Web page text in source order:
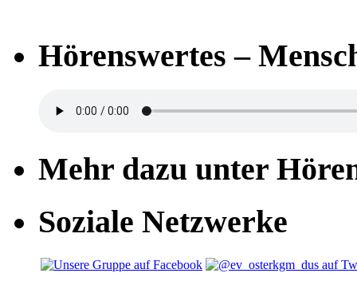
Hörenswertes –
Mehr dazu unter
Soziale Netzwerke